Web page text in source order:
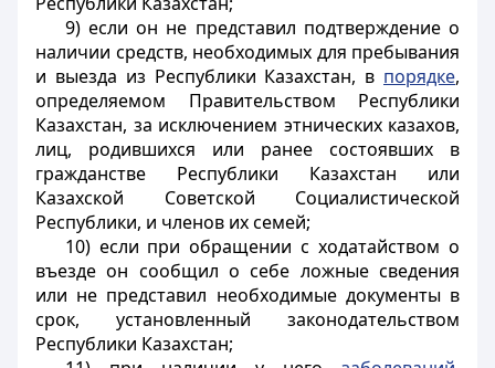
9) если он не представил подтверждение о
наличии средств, необходимых для пребывания
и выезда из Республики Казахстан, в порядке,
определяемом Правительством Республики
Казахстан, за исключением этнических казахов,
лиц, родившихся или ранее состоявших в
гражданстве Республики Казахстан или
Казахской Советской Социалистической
Республики, и членов их семей;
10) если при обращении с ходатайством о
въезде он сообщил о себе ложные сведения
или не представил необходимые документы в
срок, установленный законодательством
Республики Казахстан;